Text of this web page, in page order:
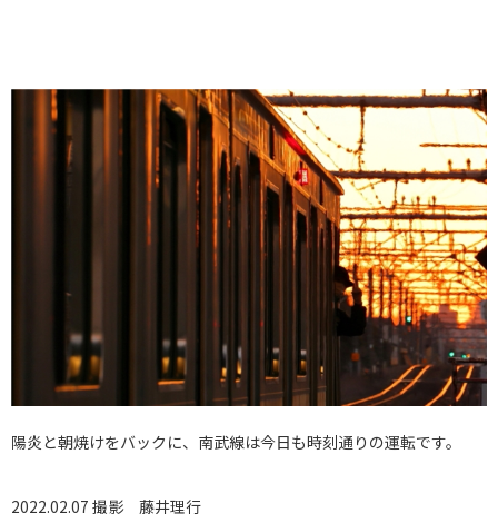
陽炎と朝焼けをバックに、南武線は今日も時刻通りの運転です。
2022.02.07 撮影 藤井理行